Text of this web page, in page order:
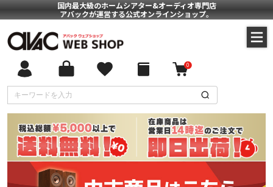
国内最大級のホームシアター&オーディオ専門店
アバックが運営する公式オンラインショップ。
0